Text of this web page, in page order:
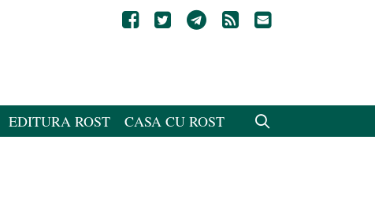
EDITURA ROST CASA CU ROST